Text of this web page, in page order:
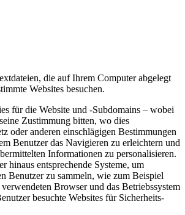
die auf Ihrem Computer abgelegt
Websites besuchen.
für die Website und -Subdomains – wobei
Zustimmung bitten, wo dies
oder anderen einschlägigen Bestimmungen
Benutzer das Navigieren zu erleichtern und
Informationen zu personalisieren.
hinaus entsprechende Systeme, um
Benutzer zu sammeln, wie zum Beispiel
Browser und das Betriebssystem
besuchte Websites für Sicherheits-